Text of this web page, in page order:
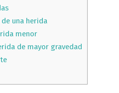
una herida
menor
de mayor gravedad